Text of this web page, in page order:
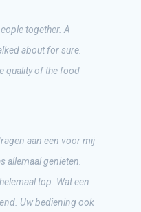
together. A
about for sure.
quality of the food
aan een voor mij
allemaal genieten.
top. Wat een
Uw bediening ook